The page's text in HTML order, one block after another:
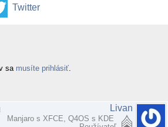
Twitter
sa musíte prihlásiť
Livan
Manjaro s XFCE, Q4OS s KDE